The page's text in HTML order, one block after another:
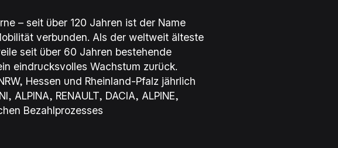
– seit über 120 Jahren ist der Name
verbunden. Als der weltweit älteste
seit über 60 Jahren bestehende
eindrucksvolles Wachstum zurück.
Hessen und Rheinland-Pfalz jährlich
ALPINA, RENAULT, DACIA, ALPINE,
Bezahlprozesses